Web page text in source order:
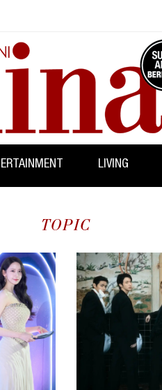
LIVING
TOPIC